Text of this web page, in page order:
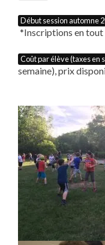
Début session automne
*Inscriptions en tout
Coût par élève (taxes en
semaine), prix